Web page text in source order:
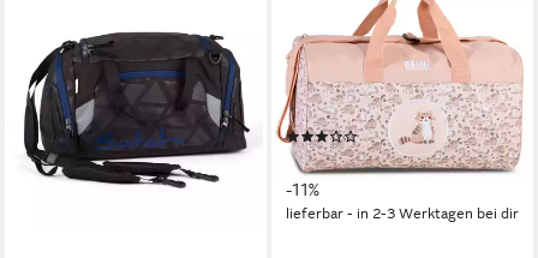
Sporttasche Kinder Sport
Reise Tasche Jungen
Mädchen Dino Hund Katze
Löwe Auto
(1)
16,90 € 18,90 €
-11%
lieferbar - in 2-3 Werktagen bei dir